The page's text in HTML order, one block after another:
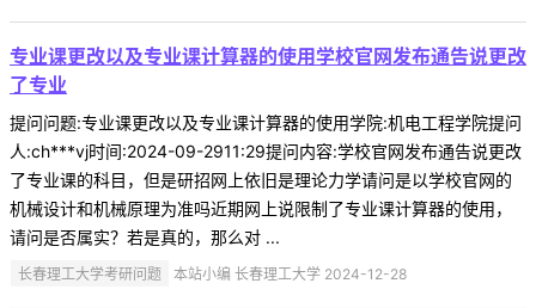
专业课更改以及专业课计算器的使用学校官网发布通告说更改
了专业
提问问题:专业课更改以及专业课计算器的使用学院:机电工程学院提问
人:ch***vj时间:2024-09-2911:29提问内容:学校官网发布通告说更改
了专业课的科目，但是研招网上依旧是理论力学请问是以学校官网的
机械设计和机械原理为准吗近期网上说限制了专业课计算器的使用，
请问是否属实？若是真的，那么对 ...
长春理工大学考研问题 本站小编 长春理工大学 2024-12-28